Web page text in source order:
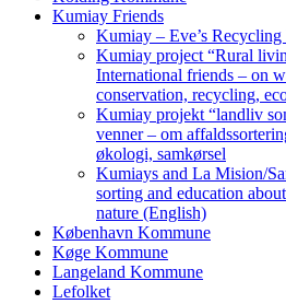
Kumiay Friends
Kumiay – Eve’s Recycling
Kumiay project “Rural
International friends – on
conservation, recycling,
Kumiay projekt “landliv
venner – om
økologi, samkørsel
Kumiays and La Mision/
sorting and education
nature (English)
København Kommune
Køge Kommune
Langeland Kommune
Lefolket